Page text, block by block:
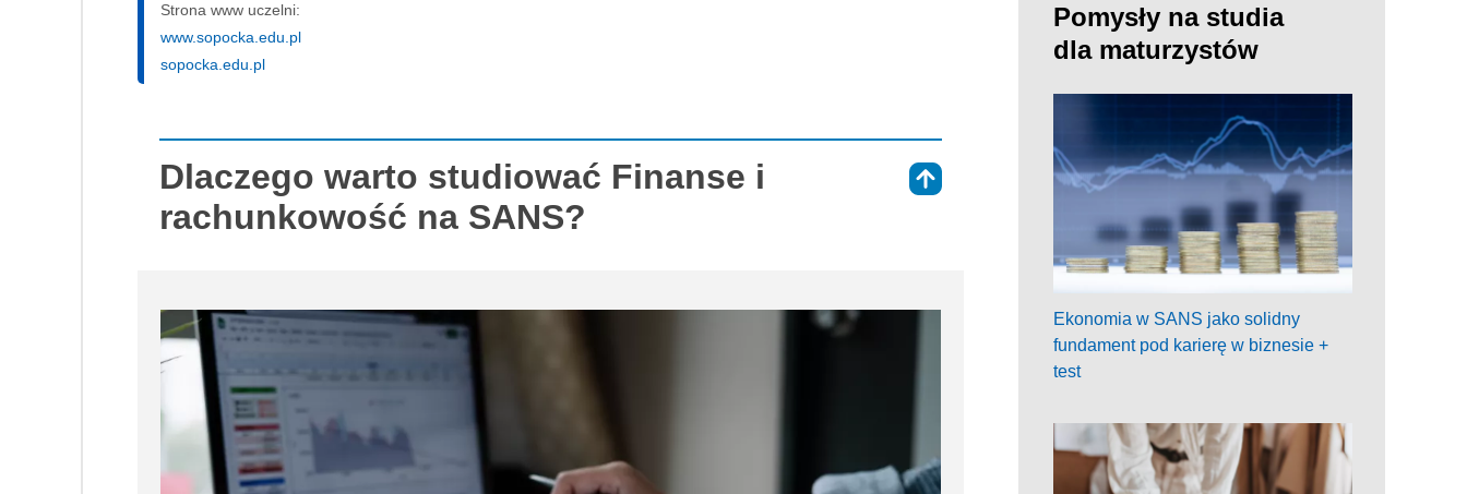
Strona www uczelni:
www.sopocka.edu.pl
sopocka.edu.pl
Dlaczego warto studiować Finanse i
rachunkowość na SANS?
Pomysły na studia
dla maturzystów
Ekonomia w SANS jako solidny
fundament pod karierę w biznesie +
test